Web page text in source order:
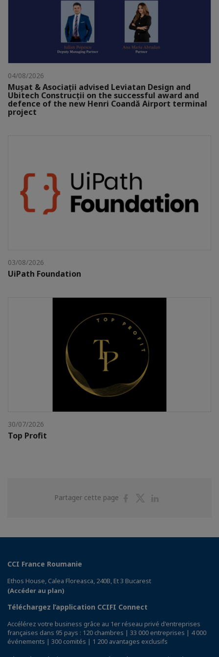
04/08/2026
Mușat & Asociații advised Leviatan Design and
Ubitech Construcții on the successful award and
defence of the new Henri Coandă Airport terminal
project
03/08/2026
UiPath Foundation
30/07/2026
Top Profit
Partager cette page
PartagerPartager
CCI France Roumanie
Ethos House, Calea Floreasca, 240B, Et 3 Bucarest
(Accéder au plan)
Téléchargez l’application CCIFI Connect
Accélérez votre business grâce au 1er réseau privé d'entreprises
françaises dans 95 pays : 120 chambres | 33 000 entreprises | 4 000
événements | 300 comités | 1 200 avantages exclusifs